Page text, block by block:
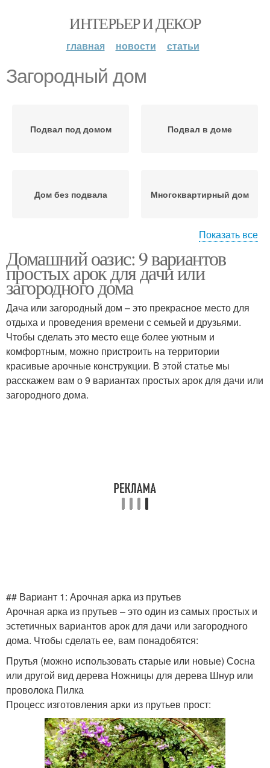
ИНТЕРЬЕР И ДЕКОР
главная новости статьи
Загородный дом
Подвал под домом Подвал в доме
Дом без подвала Многоквартирный дом
Подвал в частном доме
многоквартирном доме
Кирпичный дом Дом из красного
Дом из кирпича
Погреб в доме Дешевый дом
Показать все
Домашний оазис: 9 вариантов
простых арок для дачи или
загородного дома
Дача или загородный дом – это прекрасное место для
отдыха и проведения времени с семьей и друзьями.
Чтобы сделать это место еще более уютным и
комфортным, можно пристроить на территории
красивые арочные конструкции. В этой статье мы
расскажем вам о 9 вариантах простых арок для дачи или
загородного дома.
## Вариант 1: Арочная арка из прутьев
Арочная арка из прутьев – это один из самых простых и
эстетичных вариантов арок для дачи или загородного
дома. Чтобы сделать ее, вам понадобятся:
Прутья (можно использовать старые или новые) Сосна
или другой вид дерева Ножницы для дерева Шнур или
проволока Пилка
Процесс изготовления арки из прутьев прост: